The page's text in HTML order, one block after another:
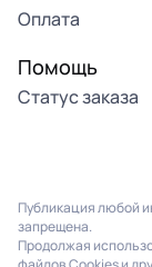
Оплата
Помощь
Статус заказа
Публикация любой
запрещена.
Продолжая